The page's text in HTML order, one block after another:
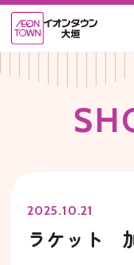
SH
2025.10.21
ラケット